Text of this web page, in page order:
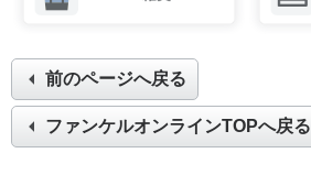
前のページへ戻る
ファンケルオンラインTOPへ戻る